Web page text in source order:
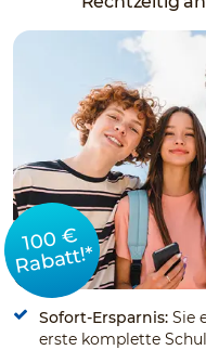
100 €
Rabatt!*
Sofort-Ersparnis: Sie
erste komplette